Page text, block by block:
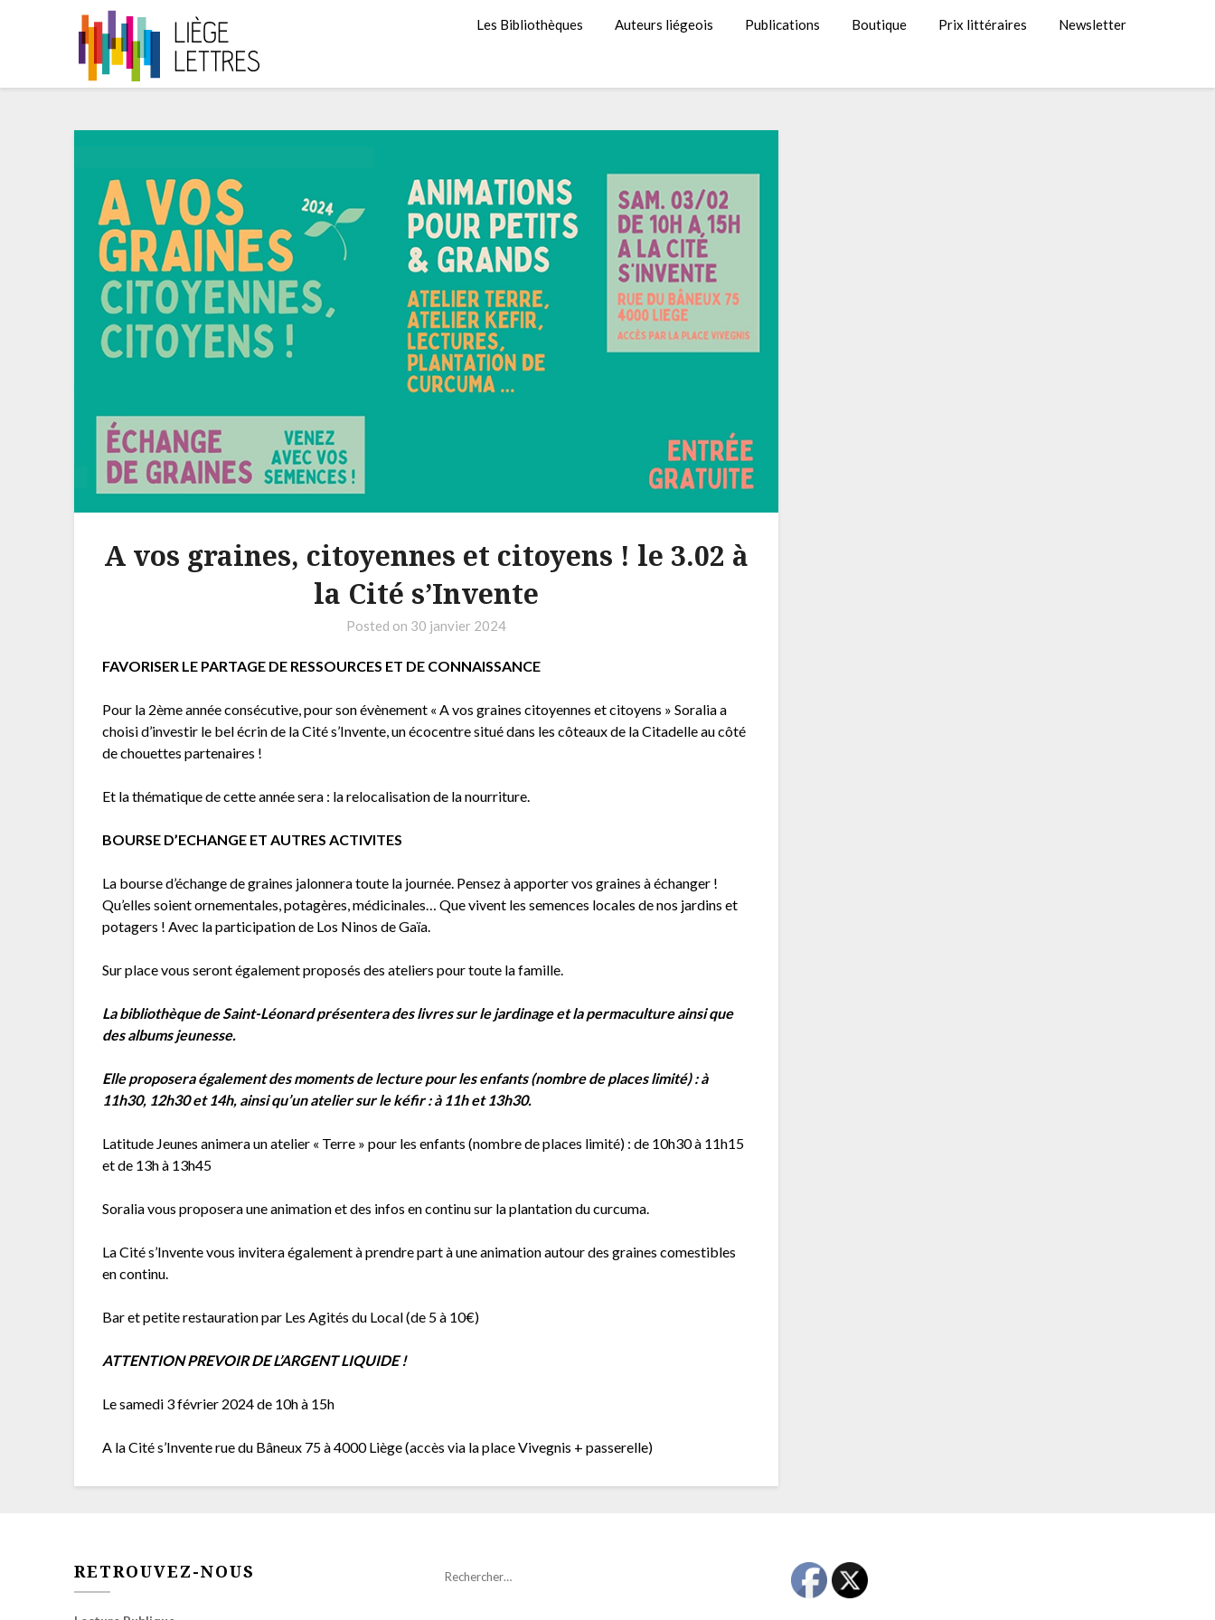
Les Bibliothèques Auteurs liégeois Publications Boutique Prix littéraires Newsletter
A vos graines, citoyennes et citoyens ! le 3.02 à
la Cité s’Invente
Posted on 30 janvier 2024
FAVORISER LE PARTAGE DE RESSOURCES ET DE CONNAISSANCE
Pour la 2ème année consécutive, pour son évènement « A vos graines citoyennes et citoyens » Soralia a
choisi d’investir le bel écrin de la Cité s’Invente, un écocentre situé dans les côteaux de la Citadelle au côté
de chouettes partenaires !
Et la thématique de cette année sera : la relocalisation de la nourriture.
BOURSE D’ECHANGE ET AUTRES ACTIVITES
La bourse d’échange de graines jalonnera toute la journée. Pensez à apporter vos graines à échanger !
Qu’elles soient ornementales, potagères, médicinales… Que vivent les semences locales de nos jardins et
potagers ! Avec la participation de Los Ninos de Gaïa.
Sur place vous seront également proposés des ateliers pour toute la famille.
La bibliothèque de Saint-Léonard présentera des livres sur le jardinage et la permaculture ainsi que
des albums jeunesse.
Elle proposera également des moments de lecture pour les enfants (nombre de places limité) : à
11h30, 12h30 et 14h, ainsi qu’un atelier sur le kéfir : à 11h et 13h30.
Latitude Jeunes animera un atelier « Terre » pour les enfants (nombre de places limité) : de 10h30 à 11h15
et de 13h à 13h45
Soralia vous proposera une animation et des infos en continu sur la plantation du curcuma.
La Cité s’Invente vous invitera également à prendre part à une animation autour des graines comestibles
en continu.
Bar et petite restauration par Les Agités du Local (de 5 à 10€)
ATTENTION PREVOIR DE L’ARGENT LIQUIDE !
Le samedi 3 février 2024 de 10h à 15h
A la Cité s’Invente rue du Bâneux 75 à 4000 Liège (accès via la place Vivegnis + passerelle)
RETROUVEZ-NOUS